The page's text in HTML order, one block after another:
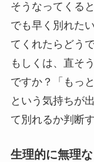
そうなってくる
でも早く別れた
てくれたらどう
もしくは、直そ
ですか？「もっ
という気持ちが
て別れるか判断
生理的に無理